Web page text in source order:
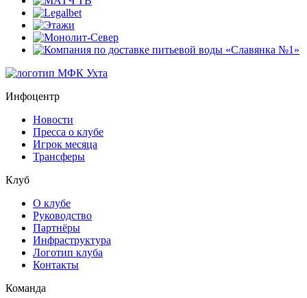
Инфоцентр
Новости
Пресса о клубе
Игрок месяца
Трансферы
Клуб
О клубе
Руководство
Партнёры
Инфраструктура
Логотип клуба
Контакты
Команда